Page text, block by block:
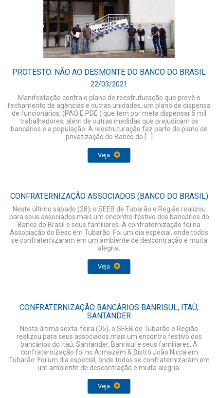
PROTESTO: NÃO AO DESMONTE DO BANCO DO BRASIL
22/03/2021
Manifestação contra o plano de reestruturação que prevê o
fechamento de agências e outras unidades, um plano de dispensa
de funcionários, (PAQ E PDE ) que tem por meta dispensar 5 mil
trabalhadores, além de outras medidas que prejudicam os
bancários e a população. A reestruturação faz parte do plano de
privatização do Banco do […]
Veja
CONFRATERNIZAÇÃO ASSOCIADOS (BANCO DO BRASIL)
Neste último sábado (28), o SEEB de Tubarão e Região realizou
para seus associados mais um encontro festivo dos bancários do
Banco do Brasil e seus familiares. A confraternização foi na
Associação do Besc em Tubarão. Foi um dia especial, onde todos
se confraternizaram em um ambiente de descontração e muita
alegria.
Veja
CONFRATERNIZAÇÃO BANCÁRIOS BANRISUL, ITAÚ,
SANTANDER
Nesta última sexta-feira (05), o SEEB de Tubarão e Região
realizou para seus associados mais um encontro festivo dos
bancários do Itaú, Santander, Banrisul e seus familiares. A
confraternização foi no Armazém & Bistrô João Nicca em
Tubarão. Foi um dia especial, onde todos se confraternizaram em
um ambiente de descontração e muita alegria.
Veja